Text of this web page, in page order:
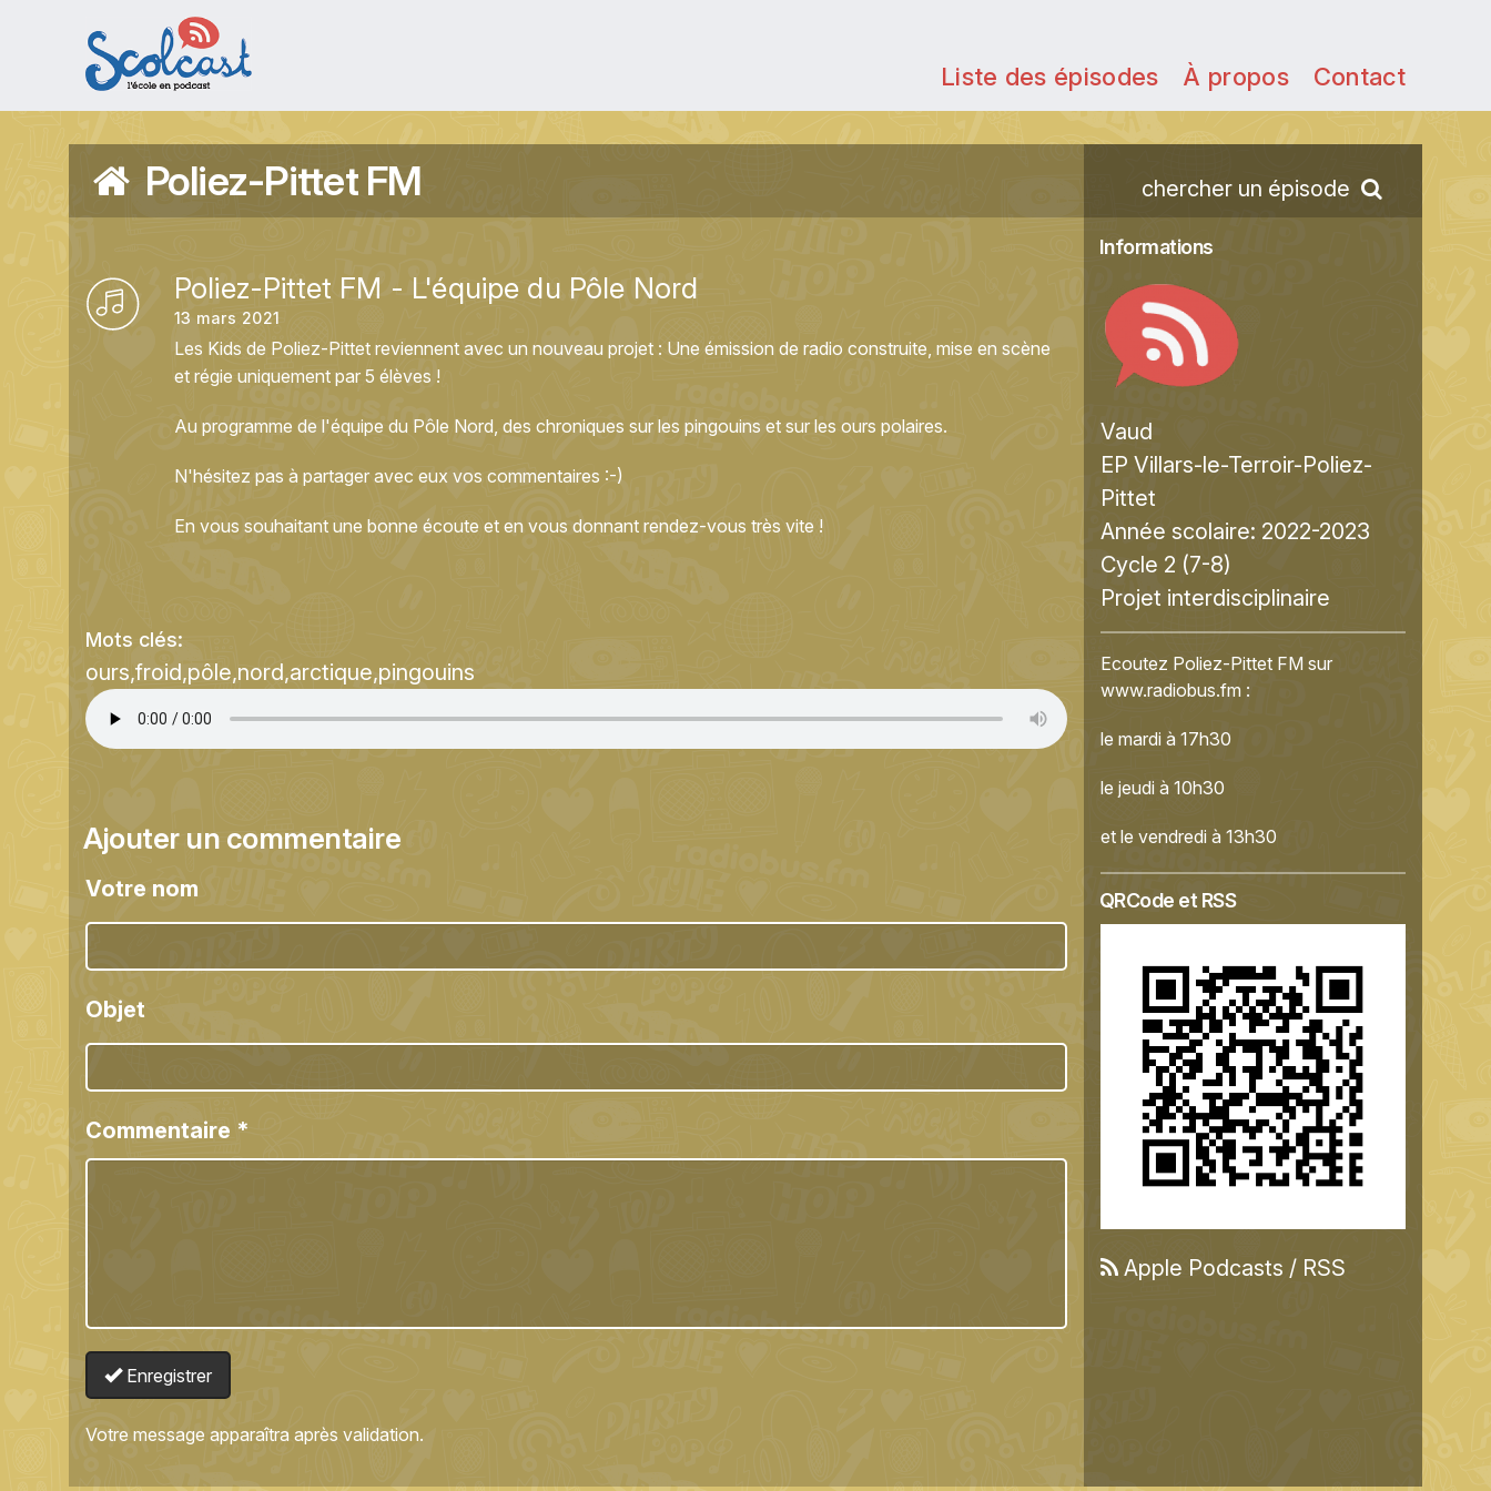
Aller au contenu principal
Liste des épisodes À propos Contact
Poliez-Pittet FM chercher un épisode
Poliez-Pittet FM - L'équipe du Pôle Nord
13 mars 2021
Les Kids de Poliez-Pittet reviennent avec un nouveau projet : Une émission de radio construite, mise en scène
et régie uniquement par 5 élèves !
Au programme de l'équipe du Pôle Nord, des chroniques sur les pingouins et sur les ours polaires.
N'hésitez pas à partager avec eux vos commentaires :-)
En vous souhaitant une bonne écoute et en vous donnant rendez-vous très vite !
Mots clés:
ours froid pôle nord arctique pingouins
Ajouter un commentaire
Votre nom
Objet
Commentaire *
Enregistrer
Votre message apparaîtra après validation.
Informations
Vaud
EP Villars-le-Terroir-Poliez-
Pittet
Année scolaire: 2022-2023
Cycle 2 (7-8)
Projet interdisciplinaire
Ecoutez Poliez-Pittet FM sur
www.radiobus.fm :
le mardi à 17h30
le jeudi à 10h30
et le vendredi à 13h30
QRCode et RSS
Apple Podcasts / RSS